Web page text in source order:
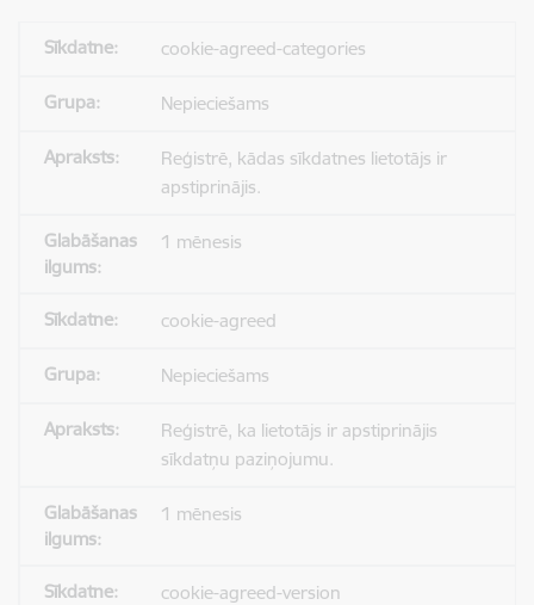
cookie-agreed-categories
Nepieciešams
Reģistrē, kādas sīkdatnes lietotājs ir
apstiprinājis.
1 mēnesis
cookie-agreed
Nepieciešams
Reģistrē, ka lietotājs ir apstiprinājis
sīkdatņu paziņojumu.
1 mēnesis
cookie-agreed-version